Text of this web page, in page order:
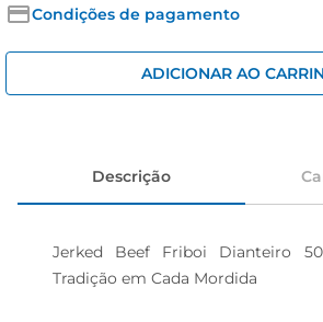
Condições de pagamento
ADICIONAR AO
Descrição
Jerked Beef Friboi Dianteiro
Tradição em Cada Mordida
arroz
iogurte